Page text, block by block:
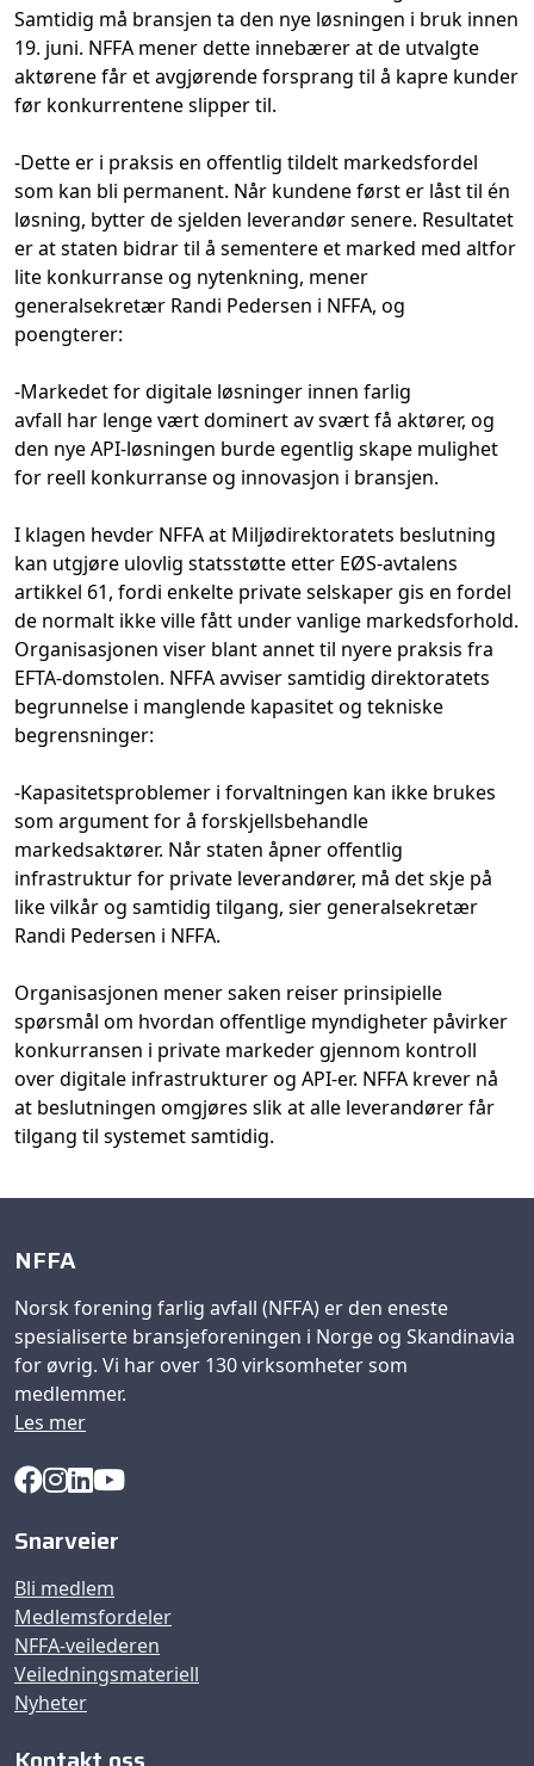
Samtidig må bransjen ta den nye løsningen i bruk innen
19. juni. NFFA mener dette innebærer at de utvalgte
aktørene får et avgjørende forsprang til å kapre kunder
før konkurrentene slipper til.
-Dette er i praksis en offentlig tildelt markedsfordel
som kan bli permanent. Når kundene først er låst til én
løsning, bytter de sjelden leverandør senere. Resultatet
er at staten bidrar til å sementere et marked med altfor
lite konkurranse og nytenkning, mener
generalsekretær Randi Pedersen i NFFA, og
poengterer:
-Markedet for digitale løsninger innen farlig
avfall har lenge vært dominert av svært få aktører, og
den nye API-løsningen burdeegentlig skape mulighet
for reell konkurranse og innovasjon i bransjen.
I klagen hevder NFFA at Miljødirektoratets beslutning
kan utgjøre ulovlig statsstøtte etter EØS-avtalens
artikkel 61, fordi enkelte private selskaper gis en fordel
de normalt ikke ville fått under vanlige markedsforhold.
Organisasjonen viser blant annet til nyere praksis fra
EFTA-domstolen. NFFA avviser samtidig direktoratets
begrunnelse i manglende kapasitet og tekniske
begrensninger:
-Kapasitetsproblemer i forvaltningen kan ikke brukes
som argument for å forskjellsbehandle
markedsaktører. Når staten åpner offentlig
infrastruktur for private leverandører, må det skje på
like vilkår og samtidig tilgang, siergeneralsekretær
Randi Pedersen i NFFA.
Organisasjonen mener saken reiser prinsipielle
spørsmål om hvordan offentlige myndigheter påvirker
konkurransen i private markeder gjennom kontroll
over digitale infrastrukturer og API-er. NFFA krever nå
at beslutningen omgjøres slik at alle leverandører får
tilgang til systemetsamtidig.
NFFA
Norsk forening farlig avfall (NFFA) er den eneste
spesialiserte bransjeforeningen i Norge og Skandinavia
for øvrig. Vi har over 130 virksomheter som
medlemmer.
Les mer
Snarveier
Bli medlem
Medlemsfordeler
NFFA-veilederen
Veiledningsmateriell
Nyheter